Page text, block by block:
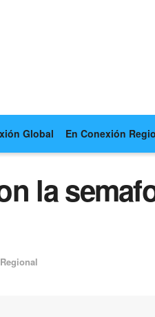
Global En Conexión
la